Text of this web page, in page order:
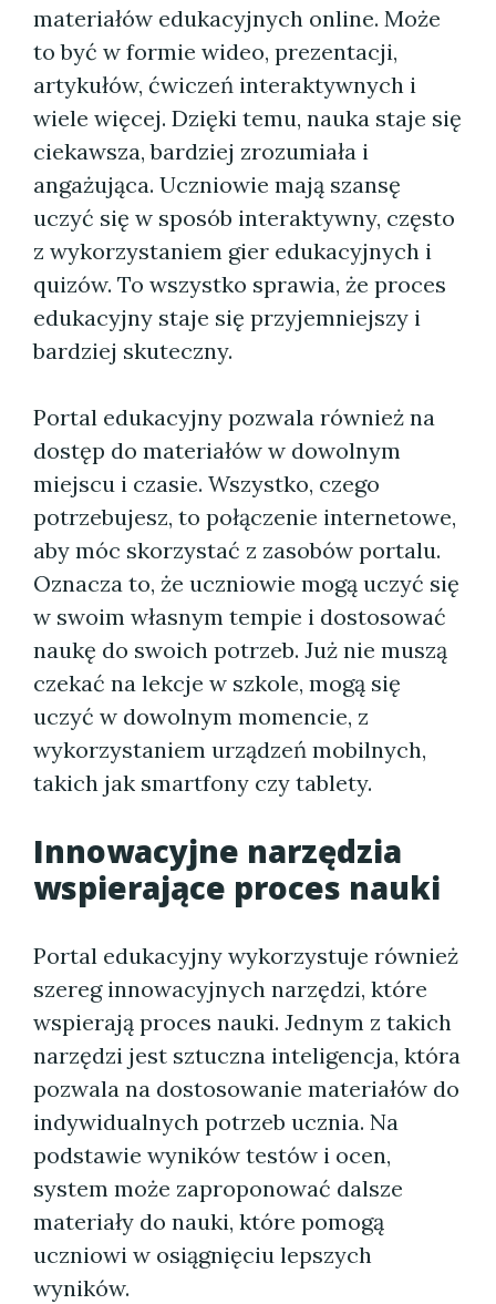
materiałów edukacyjnych online. Może
to być w formie wideo, prezentacji,
artykułów, ćwiczeń interaktywnych i
wiele więcej. Dzięki temu, nauka staje się
ciekawsza, bardziej zrozumiała i
angażująca. Uczniowie mają szansę
uczyć się w sposób interaktywny, często
z wykorzystaniem gier edukacyjnych i
quizów. To wszystko sprawia, że proces
edukacyjny staje się przyjemniejszy i
bardziej skuteczny.
Portal edukacyjny pozwala również na
dostęp do materiałów w dowolnym
miejscu i czasie. Wszystko, czego
potrzebujesz, to połączenie internetowe,
aby móc skorzystać z zasobów portalu.
Oznacza to, że uczniowie mogą uczyć się
w swoim własnym tempie i dostosować
naukę do swoich potrzeb. Już nie muszą
czekać na lekcje w szkole, mogą się
uczyć w dowolnym momencie, z
wykorzystaniem urządzeń mobilnych,
takich jak smartfony czy tablety.
Innowacyjne narzędzia
wspierające proces nauki
Portal edukacyjny wykorzystuje również
szereg innowacyjnych narzędzi, które
wspierają proces nauki. Jednym z takich
narzędzi jest sztuczna inteligencja, która
pozwala na dostosowanie materiałów do
indywidualnych potrzeb ucznia. Na
podstawie wyników testów i ocen,
system może zaproponować dalsze
materiały do nauki, które pomogą
uczniowi w osiągnięciu lepszych
wyników.